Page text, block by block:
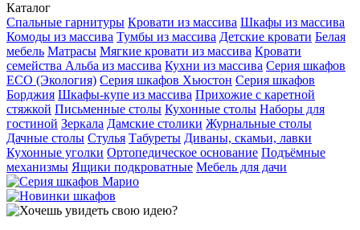
Каталог
Спальные гарнитуры Кровати из массива Шкафы из массива
Комоды из массива Тумбы из массива Детские кровати Белая
мебель Матрасы Мягкие кровати из массива Кровати
семейства Альба из массива Кухни из массива Серия шкафов
ECO (Экология) Серия шкафов Хьюстон Серия шкафов
Борджия Шкафы-купе из массива Прихожие с каретной
стяжкой Письменные столы Кухонные столы Наборы для
гостиной Зеркала Дамские столики Журнальные столы
Дачные столы Стулья Табуреты Диваны, скамьи, лавки
Кухонные уголки Ортопедическое основание Подъёмные
механизмы Ящики подкроватные Мебель для дачи